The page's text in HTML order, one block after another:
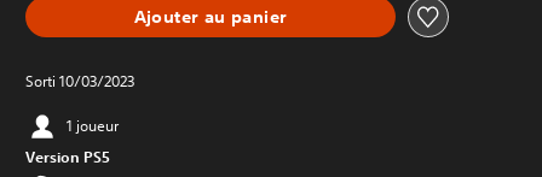
Ajouter au panier
Sorti 10/03/2023
1 joueur
Version PS5